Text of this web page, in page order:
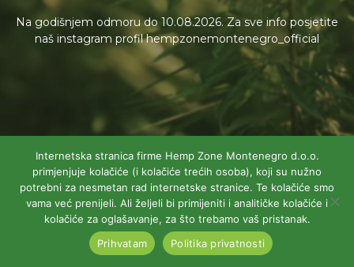
Na godišnjem odmoru do 10.08.2026. Za sve info posjetite
naš instagram profil hempzonemontenegro_official
Internetska stranica firme Hemp Zone Montenegro d.o.o.
primjenjuje kolačiće (i kolačiće trećih osoba), koji su nužno
potrebni za nesmetan rad internetske stranice. Te kolačiće smo
vama već prenijeli. Ali željeli bi primijeniti i analitičke kolačiće i
kolačiće za oglašavanje, za što trebamo vaš pristanak.
Prihvatam
Politika privatnosti